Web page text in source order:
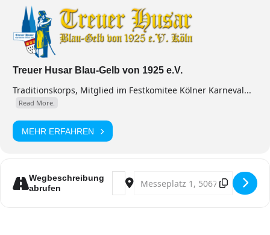
Treuer Husar Blau-Gelb von 1925 e.V.
Traditionskorps, Mitglied im Festkomitee Kölner Karneval...
Read More.
MEHR ERFAHREN
Wegbeschreibung
abrufen
Address - Kostümsitzung [iIo8z7ipn]
Destination Address -